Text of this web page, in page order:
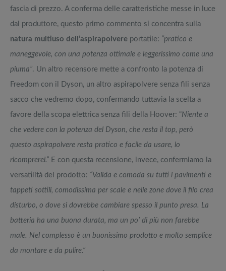
fascia di prezzo. A conferma delle caratteristiche messe in luce
dal produttore, questo primo commento si concentra sulla
natura multiuso dell’aspirapolvere portatile: “pratico e
maneggevole, con una potenza ottimale e leggerissimo come una
piuma”. Un altro recensore mette a confronto la potenza di
Freedom con il Dyson, un altro aspirapolvere senza fili senza
sacco che vedremo dopo, confermando tuttavia la scelta a
favore della scopa elettrica senza fili della Hoover: “Niente a
che vedere con la potenza del Dyson, che resta il top, però
questo aspirapolvere resta pratico e facile da usare, lo
ricomprerei.” E con questa recensione, invece, confermiamo la
versatilità del prodotto: “Valida e comoda su tutti i pavimenti e
tappeti sottili, comodissima per scale e nelle zone dove il filo crea
disturbo, o dove si dovrebbe cambiare spesso il punto presa. La
batteria ha una buona durata, ma un po’ di più non farebbe
male. Nel complesso è un buonissimo prodotto e molto semplice
da montare e da pulire.”